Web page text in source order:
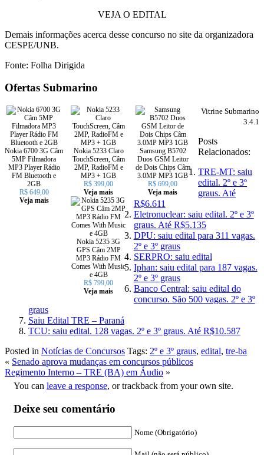
VEJA O EDITAL
Demais informações acerca desse concurso no site da organizadora
CESPE/UNB.
Fonte: Folha Dirigida
Ofertas Submarino
Nokia 6700 3G Câm
5MP Filmadora
MP3 Player Rádio
FM Bluetooth e
2GB
R$ 649,00
Veja mais
Nokia 5233 Claro
TouchScreen, Câm
2MP, RadioFM e
MP3 + 1GB
R$ 399,00
Veja mais
Samsung B5702
Duos GSM Leitor
de Dois Chips Câm
3.0MP MP3 1GB
R$ 699,00
Veja mais
Nokia 5235 3G
GPS Câm 2MP
MP3 Rádio FM
Comes With Music
e 4GB
R$ 799,00
Veja mais
Vitrine Submarino
3.4.1
Posts
Relacionados:
TRE-MT: saiu
edital. 2º e 3º
graus. Até
R$6.611
Eletronuclear: saiu edital. 2º e 3º
graus. Até R$5.135
DPU: saiu edital para 311 vagas.
2º e 3º graus
SERPRO: saiu edital
Iphan: saiu edital para 187 vagas.
2º e 3º graus
Banco Central: saiu edital do
concurso. São 500 vagas. 2º e 3º
graus
Saiu Edital TRE – Paraná
TCU: saiu edital. 128 vagas. 2º e 3º graus. Até R$10.587
Posted in Notícias de Concursos Tags: 2º e 3º graus, edital, tre-ba
« Senado aprova mudanças em concursos públicos
Regimento Interno – TRE (BA) em Áudio »
You can leave a response, or trackback from your own site.
Deixe seu comentário
Nome (Obrigatório)